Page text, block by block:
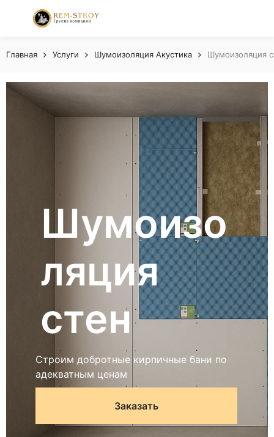
Главная Услуги Шумоизоляция Акустика Шумоизоляция
Шумоизо
ляция
стен
Строим добротные кирпичные бани по
адекватным ценам
Заказать